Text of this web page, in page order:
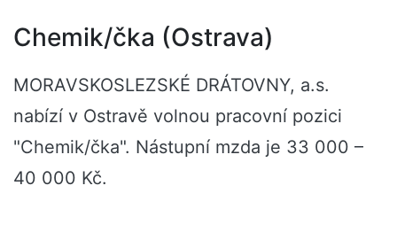
Chemik/čka (Ostrava)
MORAVSKOSLEZSKÉ DRÁTOVNY, a.s.
nabízí v Ostravě volnou pracovní pozici
"Chemik/čka". Nástupní mzda je 33 000 –
40 000 Kč.